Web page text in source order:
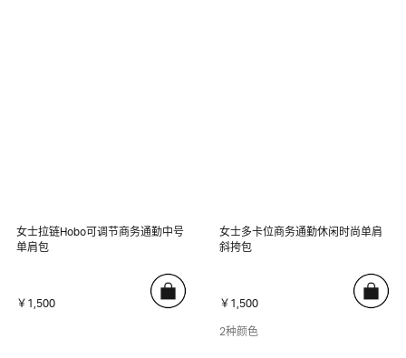
女士拉链Hobo可调节商务通勤中号
单肩包
￥1,500
女士多卡位商务通勤休闲时尚单肩
斜挎包
￥1,500
2种颜色